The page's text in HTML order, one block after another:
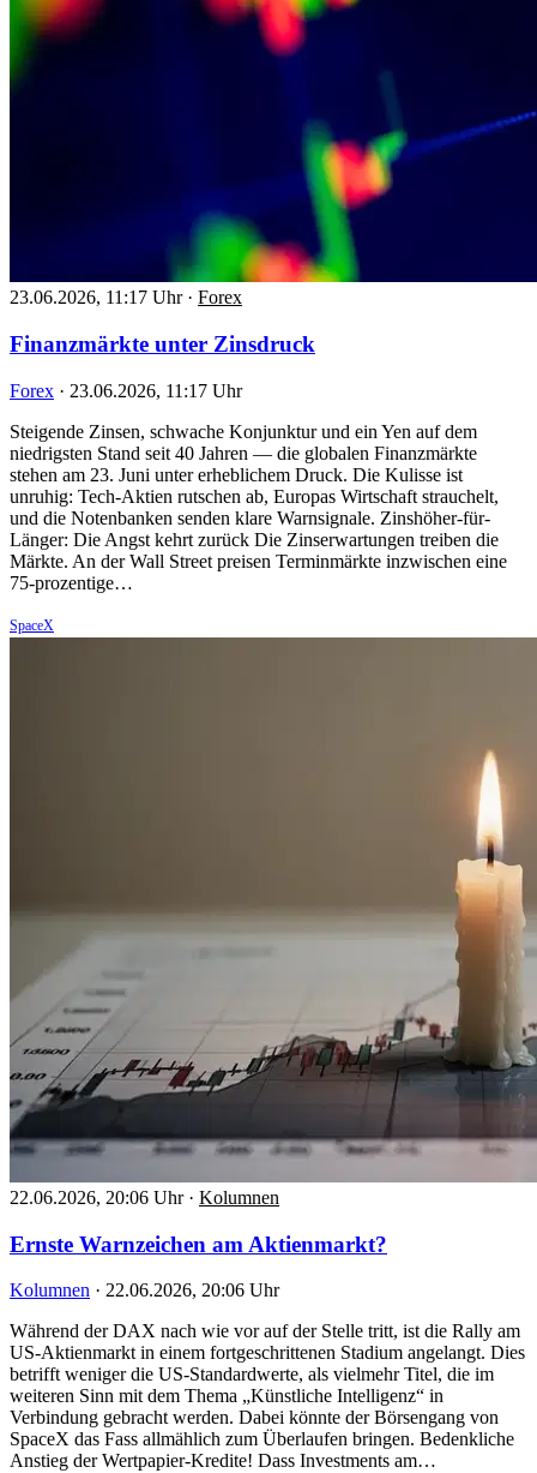
23.06.2026, 11:17 Uhr · Forex
Finanzmärkte unter Zinsdruck
Forex · 23.06.2026, 11:17 Uhr
Steigende Zinsen, schwache Konjunktur und ein Yen auf dem
niedrigsten Stand seit 40 Jahren — die globalen Finanzmärkte
stehen am 23. Juni unter erheblichem Druck. Die Kulisse ist
unruhig: Tech-Aktien rutschen ab, Europas Wirtschaft strauchelt,
und die Notenbanken senden klare Warnsignale. Zinshöher-für-
Länger: Die Angst kehrt zurück Die Zinserwartungen treiben die
Märkte. An der Wall Street preisen Terminmärkte inzwischen eine
75-prozentige…
SpaceX
22.06.2026, 20:06 Uhr · Kolumnen
Ernste Warnzeichen am Aktienmarkt?
Kolumnen · 22.06.2026, 20:06 Uhr
Während der DAX nach wie vor auf der Stelle tritt, ist die Rally am
US-Aktienmarkt in einem fortgeschrittenen Stadium angelangt. Dies
betrifft weniger die US-Standardwerte, als vielmehr Titel, die im
weiteren Sinn mit dem Thema „Künstliche Intelligenz“ in
Verbindung gebracht werden. Dabei könnte der Börsengang von
SpaceX das Fass allmählich zum Überlaufen bringen. Bedenkliche
Anstieg der Wertpapier-Kredite! Dass Investments am…